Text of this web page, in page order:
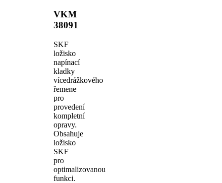
VKM
38091
SKF
ložisko
napínací
kladky
vícedrážkového
řemene
pro
provedení
kompletní
opravy.
Obsahuje
ložisko
SKF
pro
optimalizovanou
funkci.